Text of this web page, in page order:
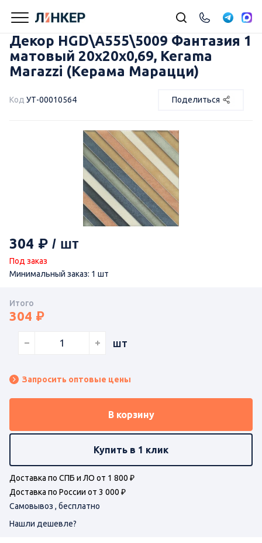
Декор HGD\A555\5009 Фантазия 1
матовый 20x20x0,69, Kerama
Marazzi (Керама Марацци)
Код УТ-00010564 Поделиться
304
Под заказ
Минимальный заказ: 1 шт
Итого
304
шт
Запросить оптовые цены
В корзину
Купить в 1 клик
Доставка по СПБ и ЛО от 1 800 ₽
Доставка по России от 3 000 ₽
Самовывоз , бесплатно
Нашли дешевле?